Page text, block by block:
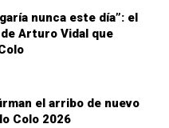
nunca este día”: el
Arturo Vidal que
el arribo de nuevo
Colo 2026